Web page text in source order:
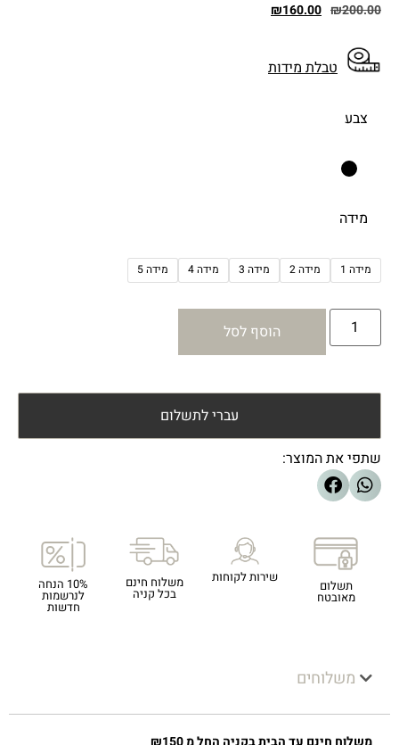
₪200.00
₪160.00
טבלת מידות
צבע
מידה
מידה 1 מידה 2 מידה 3 מידה 4 מידה 5
הוסף לסל
עברי לתשלום
שתפי את המוצר:
תשלום
מאובטח
שירות לקוחות משלוח חינם
בכל קניה
10% הנחה
לנרשמות
חדשות
משלוחים